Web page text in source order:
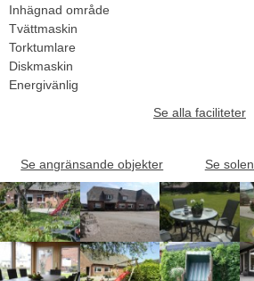
Inhägnad område
Tvättmaskin
Torktumlare
Diskmaskin
Energivänlig
Se alla faciliteter
Se angränsande objekter Se